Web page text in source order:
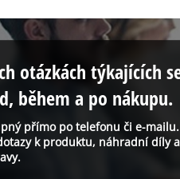
přímo po telefonu či e-mailu.
k produktu, náhradní díly a
otázkách týkajících
během a po nákupu.